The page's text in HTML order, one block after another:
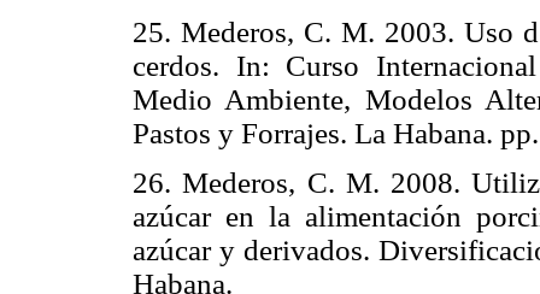
25. Mederos, C. M. 2003. Uso
cerdos. In: Curso
Medio Ambiente, Modelos
Pastos y Forrajes. La Habana.
26. Mederos, C. M. 2008.
azúcar en la alimentación
azúcar y derivados.
Habana.